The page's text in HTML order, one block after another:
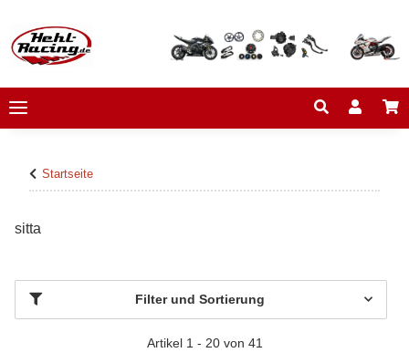
Startseite
sitta
Filter und Sortierung
Artikel 1 - 20 von 41